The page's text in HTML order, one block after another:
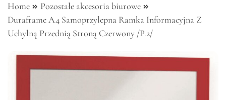
Home
Pozostałe akcesoria biurowe
Duraframe A4 Samoprzylepna Ramka Informacyjna Z
Uchylną Przednią Stroną Czerwony /P.2/